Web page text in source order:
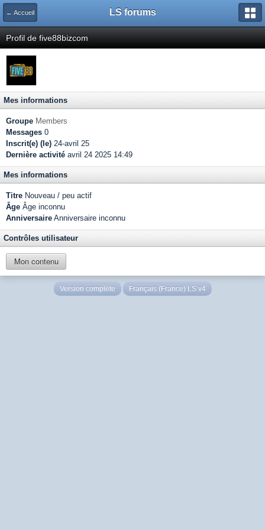
← Accueil LS forums
Profil de five88bizcom
Mes informations
Groupe Members
Messages 0
Inscrit(e) (le) 24-avril 25
Dernière activité avril 24 2025 14:49
Mes informations
Titre Nouveau / peu actif
Âge Âge inconnu
Anniversaire Anniversaire inconnu
Contrôles utilisateur
Mon contenu
Version complète Français (France) LS v4